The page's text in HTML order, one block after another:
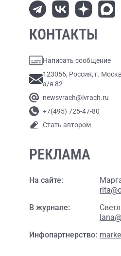
КОНТАКТЫ
Написать сообщение
123056, Россия, г.
а/я 82
newsvrach@lvrach.ru
+7(495) 725-47-80
Стать автором
РЕКЛАМА
На сайте:
В журнале:
Инфопартнерство: